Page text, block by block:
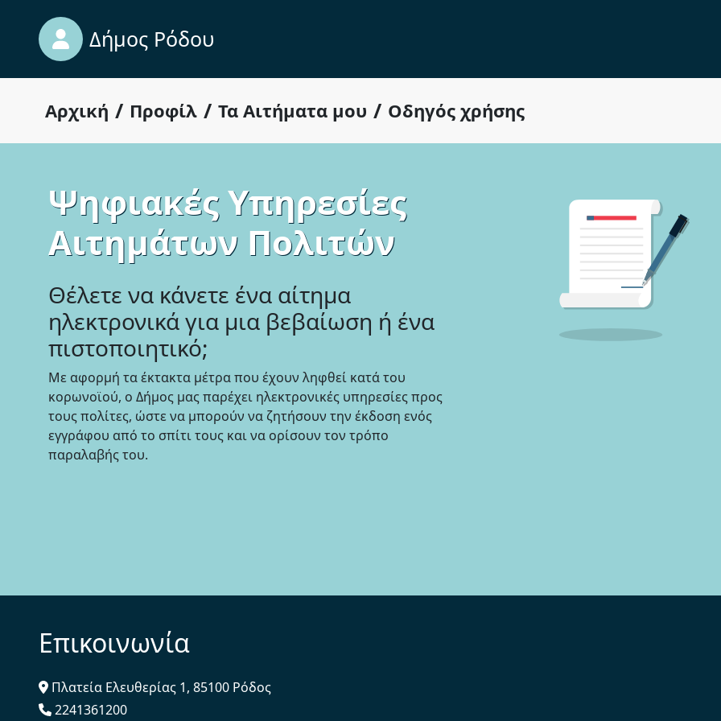
Δήμος Ρόδου
Αρχική / Προφίλ / Τα Αιτήματα μου / Οδηγός χρήσης
Ψηφιακές Υπηρεσίες
Αιτημάτων Πολιτών
Θέλετε να κάνετε ένα αίτημα
ηλεκτρονικά για μια βεβαίωση ή ένα
πιστοποιητικό;
Με αφορμή τα έκτακτα μέτρα που έχουν ληφθεί κατά του
κορωνοϊού, ο Δήμος μας παρέχει ηλεκτρονικές υπηρεσίες προς
τους πολίτες, ώστε να μπορούν να ζητήσουν την έκδοση ενός
εγγράφου από το σπίτι τους και να ορίσουν τον τρόπο
παραλαβής του.
Επικοινωνία
Πλατεία Ελευθερίας 1, 85100 Ρόδος
2241361200